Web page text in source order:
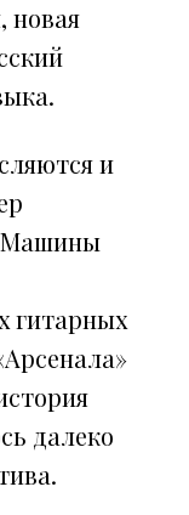
новая
и
гитарных
далеко